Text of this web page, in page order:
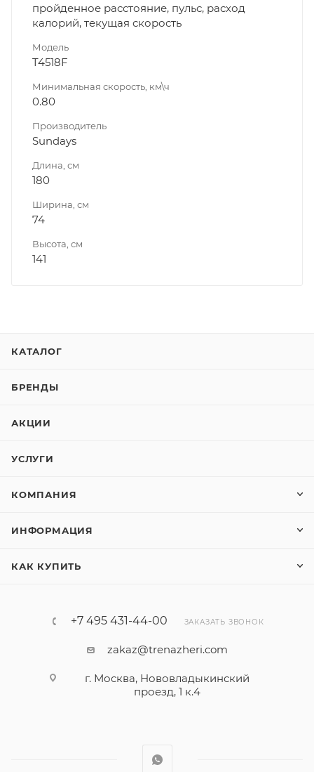
пройденное расстояние, пульс, расход
калорий, текущая скорость
Модель
T4518F
Минимальная скорость, км\ч
0.80
Производитель
Sundays
Длина, см
180
Ширина, см
74
Высота, см
141
КАТАЛОГ
БРЕНДЫ
АКЦИИ
УСЛУГИ
КОМПАНИЯ
ИНФОРМАЦИЯ
КАК КУПИТЬ
+7 495 431-44-00 ЗАКАЗАТЬ ЗВОНОК
zakaz@trenazheri.com
г. Москва, Нововладыкинский
проезд, 1 к.4